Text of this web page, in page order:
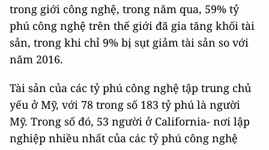
trong giới công nghệ, trong năm qua, 59% tỷ
phú công nghệ trên thế giới đã gia tăng khối tài
sản, trong khi chỉ 9% bị sụt giảm tài sản so với
năm 2016.
Tài sản của các tỷ phú công nghệ tập trung chủ
yếu ở Mỹ, với 78 trong số 183 tỷ phú là người
Mỹ. Trong số đó, 53 người ở California- nơi lập
nghiệp nhiều nhất của các tỷ phú công nghệ